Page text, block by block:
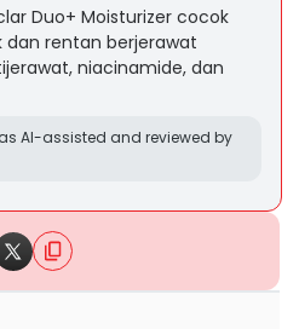
Duo+ Moisturizer cocok
rentan berjerawat
niacinamide, dan
AI-assisted and reviewed by